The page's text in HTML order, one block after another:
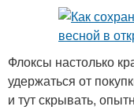
Флоксы настолько
удержаться от
и тут скрывать,